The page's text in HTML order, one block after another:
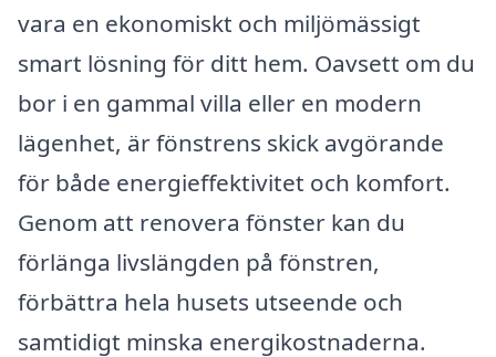
vara en ekonomiskt och miljömässigt
smart lösning för ditt hem. Oavsett om du
bor i en gammal villa eller en modern
lägenhet, är fönstrens skick avgörande
för både energieffektivitet och komfort.
Genom att renovera fönster kan du
förlänga livslängden på fönstren,
förbättra hela husets utseende och
samtidigt minska energikostnaderna.